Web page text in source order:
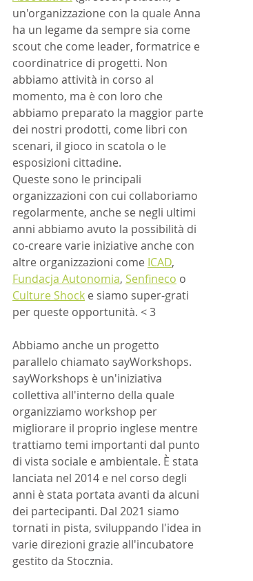
un'organizzazione con la quale Anna
ha un legame da sempre sia come
scout che come leader, formatrice e
coordinatrice di progetti. Non
abbiamo attività in corso al
momento, ma è con loro che
abbiamo preparato la maggior parte
dei nostri prodotti, come libri con
scenari, il gioco in scatola o le
esposizioni cittadine.
Queste sono le principali
organizzazioni con cui collaboriamo
regolarmente, anche se negli ultimi
anni abbiamo avuto la possibilità di
co-creare varie iniziative anche con
altre organizzazioni come ICAD,
Fundacja Autonomia, Senfineco o
Culture Shock e siamo super-grati
per queste opportunità. < 3
Abbiamo anche un progetto
parallelo chiamato sayWorkshops.
sayWorkshops è un'iniziativa
collettiva all'interno della quale
organizziamo workshop per
migliorare il proprio inglese mentre
trattiamo temi importanti dal punto
di vista sociale e ambientale. È stata
lanciata nel 2014 e nel corso degli
anni è stata portata avanti da alcuni
dei partecipanti. Dal 2021 siamo
tornati in pista, sviluppando l'idea in
varie direzioni grazie all'incubatore
gestito da Stocznia.